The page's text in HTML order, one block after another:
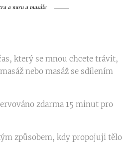
a nuru a masáže
který se mnou chcete trávit,
nebo masáž se sdílením
zdarma 15 minut pro
způsobem, kdy propojuji tělo